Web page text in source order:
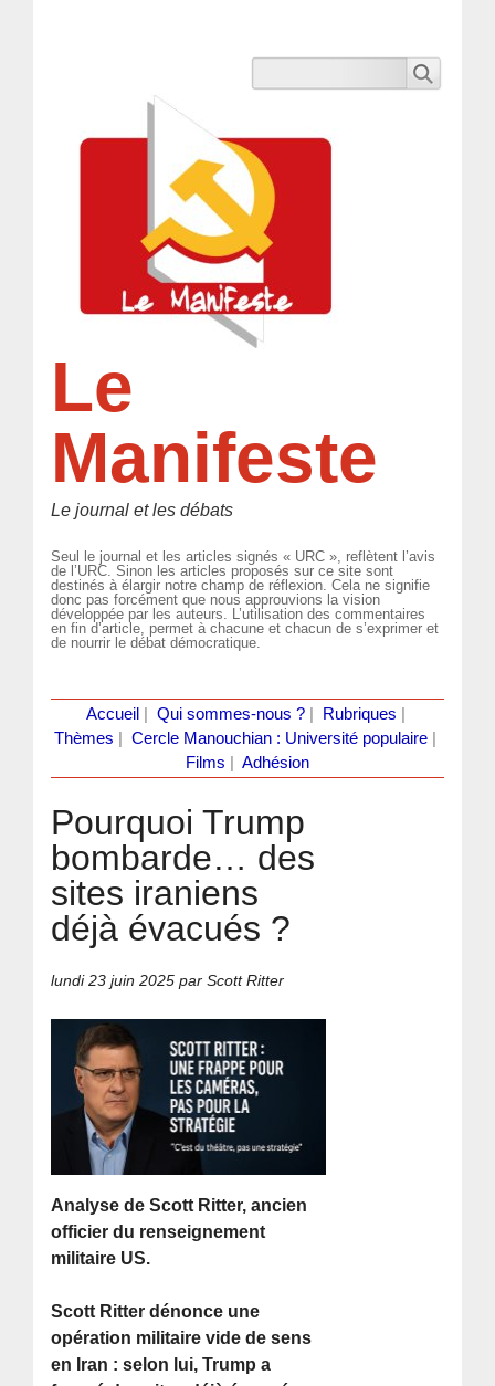
Le
Manifeste
Le journal et les débats
Seul le journal et les articles signés « URC », reflètent l’avis
de l’URC. Sinon les articles proposés sur ce site sont
destinés à élargir notre champ de réflexion. Cela ne signifie
donc pas forcément que nous approuvions la vision
développée par les auteurs. L’utilisation des commentaires
en fin d’article, permet à chacune et chacun de s’exprimer et
de nourrir le débat démocratique.
Accueil Qui sommes-nous ?| Rubriques
Thèmes
Cercle Manouchian : Université populaire
Films
Adhésion
Pourquoi Trump
bombarde… des
sites iraniens
déjà évacués ?
lundi 23 juin 2025 par Scott Ritter
Analyse de Scott Ritter, ancien
officier du renseignement
militaire US.
Scott Ritter dénonce une
opération militaire vide de sens
en Iran : selon lui, Trump a